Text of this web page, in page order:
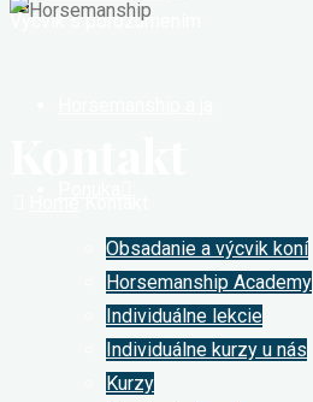
Výcvik s porozumením
Obsadanie a výcvik koní
Horsemanship Academy
Individuálne lekcie
Individuálne kurzy u nás
Kurzy